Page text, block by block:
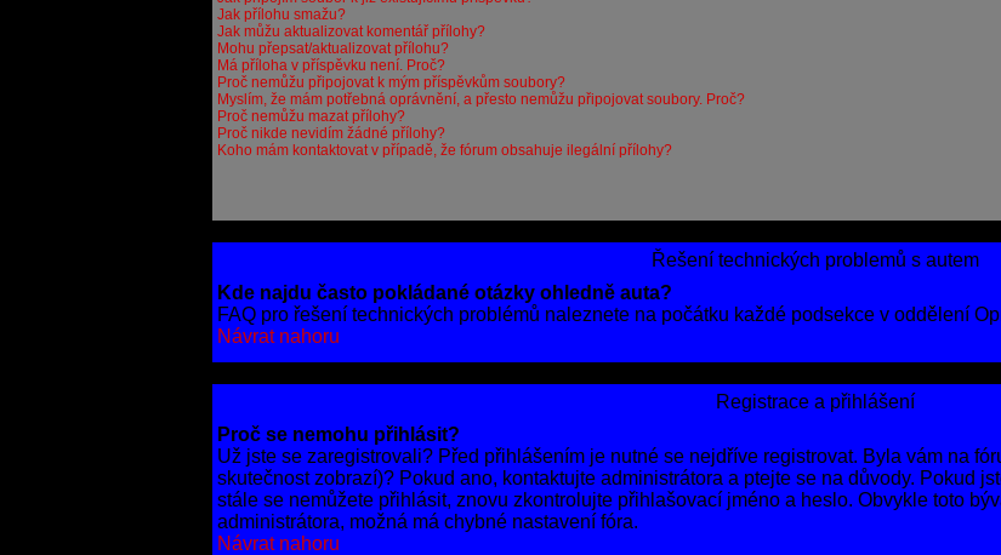
Jak přílohu smažu?
Jak můžu aktualizovat komentář přílohy?
Mohu přepsat/aktualizovat přílohu?
Má příloha v příspěvku není. Proč?
Proč nemůžu připojovat k mým příspěvkům soubory?
Myslím, že mám potřebná oprávnění, a přesto nemůžu připojovat soubory. Proč?
Proč nemůžu mazat přílohy?
Proč nikde nevidím žádné přílohy?
Koho mám kontaktovat v případě, že fórum obsahuje ilegální přílohy?
Řešení technických problemů s autem
Kde najdu často pokládané otázky ohledně auta?
FAQ pro řešení technických problémů naleznete na počátku každé podsekce v oddělení
Návrat nahoru
Registrace a přihlášení
Proč se nemohu přihlásit?
Už jste se zaregistrovali? Před přihlášením je nutné se nejdříve registrovat. Byla vám na
skutečnost zobrazí)? Pokud ano, kontaktujte administrátora a ptejte se na důvody. Pokud
stále se nemůžete přihlásit, znovu zkontrolujte přihlašovací jméno a heslo. Obvykle toto
administrátora, možná má chybné nastavení fóra.
Návrat nahoru